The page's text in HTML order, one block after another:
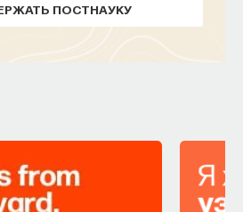
ПОСТНАУКУ